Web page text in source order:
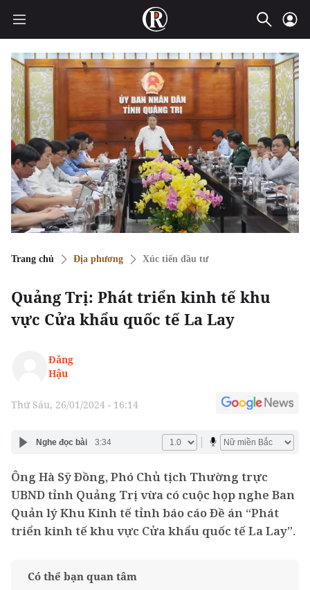
Trang chủ Địa phương Xúc tiến đầu tư
Quảng Trị: Phát triển kinh tế khu
vực Cửa khẩu quốc tế La Lay
Đăng
Hậu
Thứ Sáu, 26/01/2024 - 16:14
Nghe đọc bài 3:34
Ông Hà Sỹ Đồng, Phó Chủ tịch Thường trực
UBND tỉnh Quảng Trị vừa có cuộc họp nghe Ban
Quản lý Khu Kinh tế tỉnh báo cáo Đề án “Phát
triển kinh tế khu vực Cửa khẩu quốc tế La Lay”.
Có thể bạn quan tâm